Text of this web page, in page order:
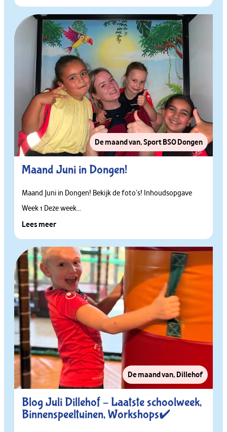
De maand van,Sport BSO Dongen
Maand Juni in Dongen!
Maand Juni in Dongen! Bekijk de foto’s! Inhoudsopgave
Week 1 Deze week...
Lees meer
De maand van, Dillehof
Blog Juli Dillehof – Laatste schoolweek,
Binnenspeeltuinen, Workshops✔️